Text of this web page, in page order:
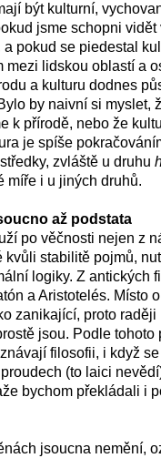
být kulturní,
jsme schopni
a pokud se piedestal
mezi lidskou oblastí a
a kulturu dodnes
by naivní si myslet,
k přírodě, nebo že
je spíše
zvláště u druhu
míře i u jiných druhů.
až podstata
po věčnosti nejen z
kvůli stabilitě pojmů,
logiky. Z antických
a Aristotelés. Místo
zanikající, proto raději
jsou. Podle
filosofii, i když
(to laici
bychom překládali i
jsoucna nemění,